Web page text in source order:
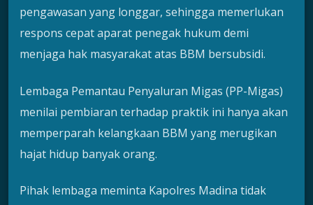
pengawasan yang longgar, sehingga memerlukan
respons cepat aparat penegak hukum demi
menjaga hak masyarakat atas BBM bersubsidi.
Lembaga Pemantau Penyaluran Migas (PP-Migas)
menilai pembiaran terhadap praktik ini hanya akan
memperparah kelangkaan BBM yang merugikan
hajat hidup banyak orang.
Pihak lembaga meminta Kapolres Madina tidak